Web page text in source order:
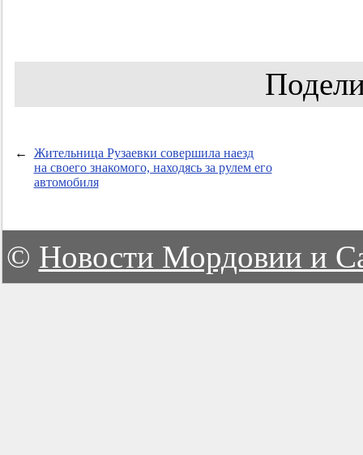
←
Жительница Рузаевки совершила наезд
на своего знакомого, находясь за рулем его
автомобиля
© Новости Мордовии и